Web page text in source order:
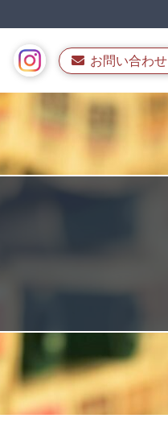
お問い合わせ